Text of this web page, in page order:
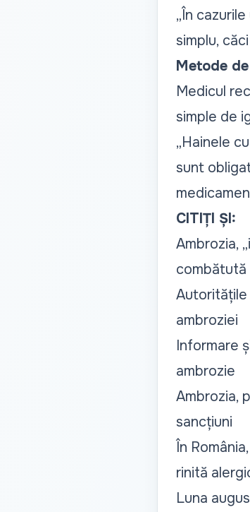
„În
simplu,
Metode
Medicul
simple de
„Hainele
sunt
CITIȚI ȘI:
Ambrozia,
combătută
Autoritățile
ambroziei
Informare
ambrozie
Ambrozia,
sancțiuni
În
rinită
Luna